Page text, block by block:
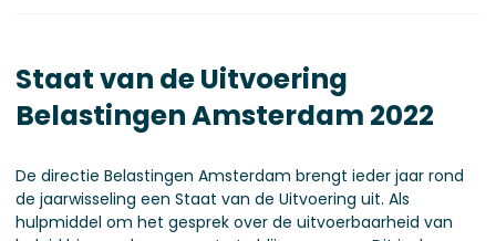
Staat van de Uitvoering
Belastingen Amsterdam 2022
De directie Belastingen Amsterdam brengt ieder jaar rond
de jaarwisseling een Staat van de Uitvoering uit. Als
hulpmiddel om het gesprek over de uitvoerbaarheid van